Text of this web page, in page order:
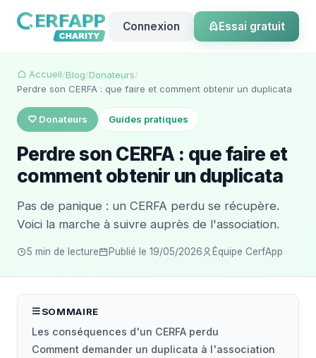
Connexion Essai gratuit
Accueil/Blog/Donateurs/
Perdre son CERFA : que faire et comment obtenir un duplicata
Donateurs Guides pratiques
Perdre son CERFA : que faire et
comment obtenir un duplicata
Pas de panique : un CERFA perdu se récupère.
Voici la marche à suivre auprès de l'association.
5 min de lecture Publié le 19/05/2026 Équipe CerfApp
SOMMAIRE
Les conséquences d'un CERFA perdu
Comment demander un duplicata à l'association